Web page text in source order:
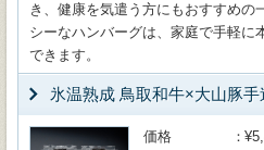
き、健康を気遣う方にもおすすめの
シーなハンバーグは、家庭で手軽に
できます。
氷温熟成 鳥取和牛×大山豚
価格